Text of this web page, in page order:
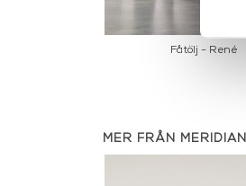
Fåtölj - René
MER FRÅN MERIDIANI